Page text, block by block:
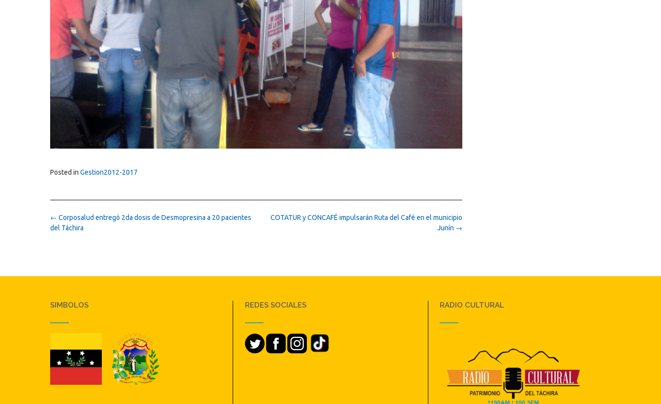
Posted in Gestion2012-2017
Post
navigation
COTATUR y CONCAFÉ impulsarán Ruta del Café en el municipio
Junín →
← Corposalud entregó 2da dosis de Desmopresina a 20 pacientes
del Táchira
SIMBOLOS REDES SOCIALES RADIO CULTURAL